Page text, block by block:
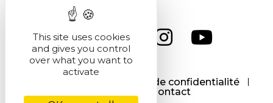
Politique de confidentialité
Contact
This site uses cookies
and gives you control
over what you want to
activate